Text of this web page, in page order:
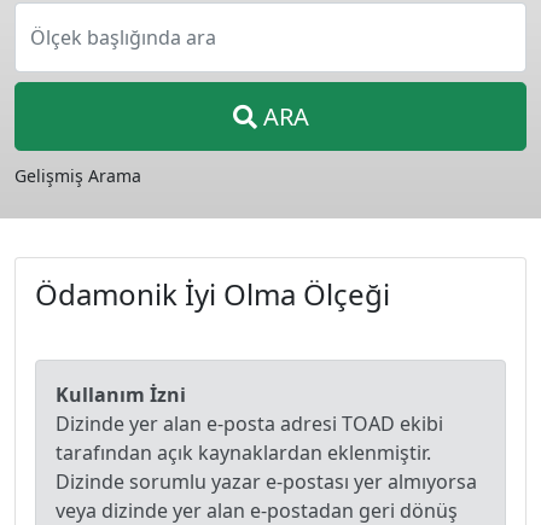
Ölçek başlığında ara
ARA
Gelişmiş Arama
Ödamonik İyi Olma Ölçeği
Kullanım İzni
Dizinde yer alan e-posta adresi TOAD ekibi
tarafından açık kaynaklardan eklenmiştir.
Dizinde sorumlu yazar e-postası yer almıyorsa
veya dizinde yer alan e-postadan geri dönüş